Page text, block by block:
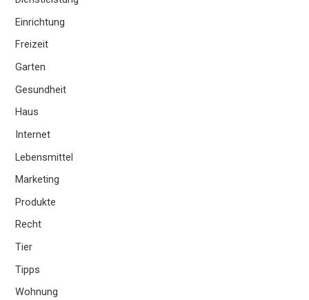
Einrichtung
Freizeit
Garten
Gesundheit
Haus
Internet
Lebensmittel
Marketing
Produkte
Recht
Tier
Tipps
Wohnung